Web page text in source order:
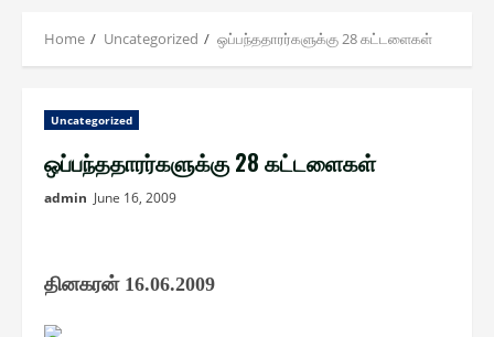
Home Uncategorized ஒப்பந்ததாரர்களுக்கு 28 கட்டளைகள்
Uncategorized
ஒப்பந்ததாரர்களுக்கு 28 கட்டளைகள்
admin June 16, 2009
தினகரன்16.06.2009